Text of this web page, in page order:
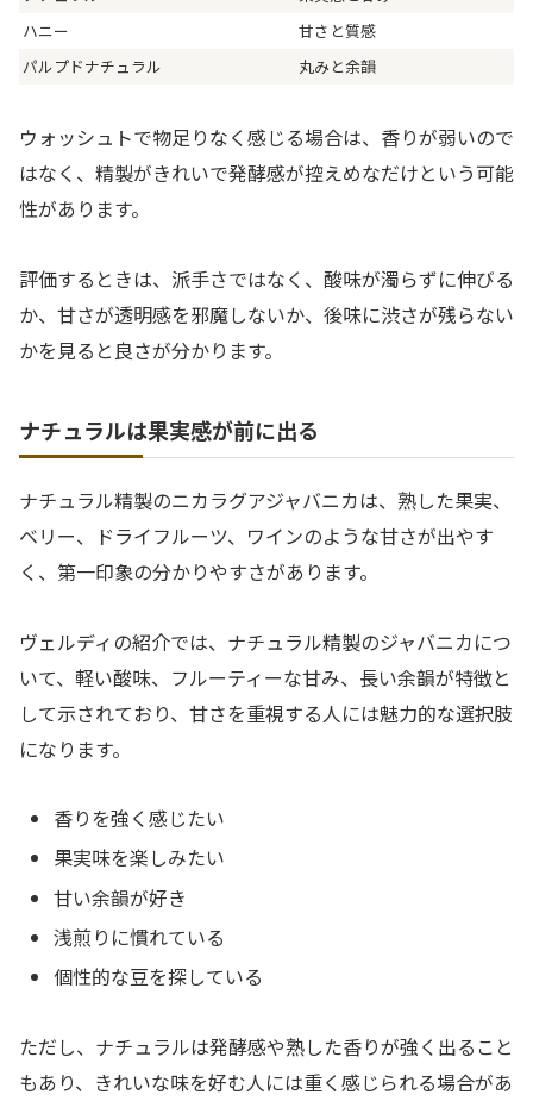
ハニー
甘さと質感
パルプドナチュラル
丸みと余韻
ウォッシュトで物足りなく感じる場合は、香りが弱いので
はなく、精製がきれいで発酵感が控えめなだけという可能
性があります。
評価するときは、派手さではなく、酸味が濁らずに伸びる
か、甘さが透明感を邪魔しないか、後味に渋さが残らない
かを見ると良さが分かります。
ナチュラルは果実感が前に出る
ナチュラル精製のニカラグアジャバニカは、熟した果実、
ベリー、ドライフルーツ、ワインのような甘さが出やす
く、第一印象の分かりやすさがあります。
ヴェルディの紹介では、ナチュラル精製のジャバニカにつ
いて、軽い酸味、フルーティーな甘み、長い余韻が特徴と
して示されており、甘さを重視する人には魅力的な選択肢
になります。
香りを強く感じたい
果実味を楽しみたい
甘い余韻が好き
浅煎りに慣れている
個性的な豆を探している
ただし、ナチュラルは発酵感や熟した香りが強く出ること
もあり、きれいな味を好む人には重く感じられる場合があ